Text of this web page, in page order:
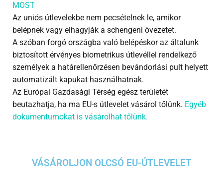
MOST
Az uniós útlevelekbe nem pecsételnek le, amikor
belépnek vagy elhagyják a schengeni övezetet.
A szóban forgó országba való belépéskor az általunk
biztosított érvényes biometrikus útlevéllel rendelkező
személyek a határellenőrzésen bevándorlási pult helyett
automatizált kapukat használhatnak.
Az Európai Gazdasági Térség egész területét
beutazhatja, ha ma EU-s útlevelet vásárol tőlünk. Egyéb
dokumentumokat is vásárolhat tőlünk.
VÁSÁROLJON OLCSÓ EU-ÚTLEVELET